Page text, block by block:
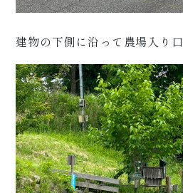
建物の下側に沿って農場入り口